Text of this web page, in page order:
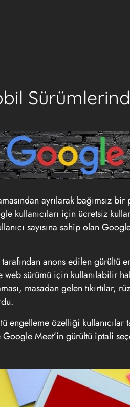
ayrılarak bağımsız
kullanıcıları için ücretsiz
sayısına sahip olan
anons edilen gürültü
sürümü için kullanılabilir
masadan gelen tıkırtılar,
özelliği kullanıcılar
Google Meet’in gürültü iptali